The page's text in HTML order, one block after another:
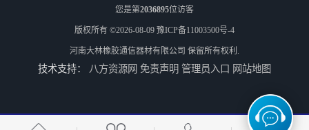
Airflex同等6CB200离合器
您是第2036895位访客
版权所有 ©2026-08-09 豫ICP备11003500号-4
河南大林橡胶通信器材有限公司 保留所有权利.
技术支持： 八方资源网 免责声明 管理员入口 网站地图